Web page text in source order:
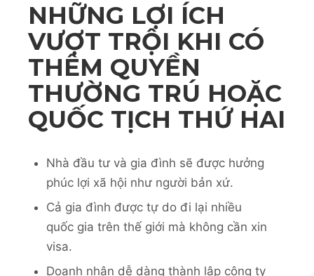
NHỮNG LỢI ÍCH
VƯỢT TRỘI KHI CÓ
THÊM QUYỀN
THƯỜNG TRÚ HOẶC
QUỐC TỊCH THỨ HAI
Nhà đầu tư và gia đình sẽ được hưởng
phúc lợi xã hội như người bản xứ.
Cả gia đình được tự do đi lại nhiều
quốc gia trên thế giới mà không cần xin
visa.
Doanh nhân dễ dàng thành lập công ty